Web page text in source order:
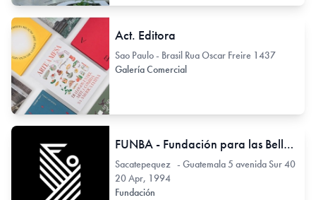
Act. Editora
Sao Paulo - Brasil Rua Oscar Freire 1437
Galería Comercial
FUNBA - Fundación para las Bellas Artes y la Cultura
Sacatepequez - Guatemala 5 avenida Sur 40
20 Apr, 1994
Fundación